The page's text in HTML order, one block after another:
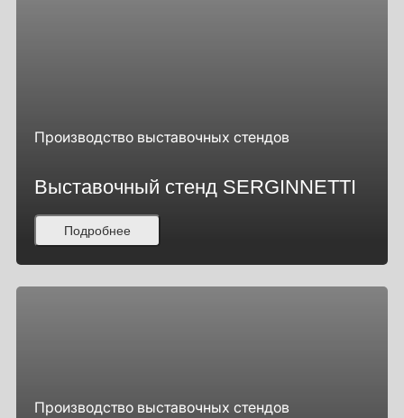
Производство выставочных стендов
Выставочный стенд SERGINNETTI
Подробнее
Производство выставочных стендов